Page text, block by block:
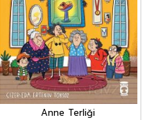
Anne Terliği